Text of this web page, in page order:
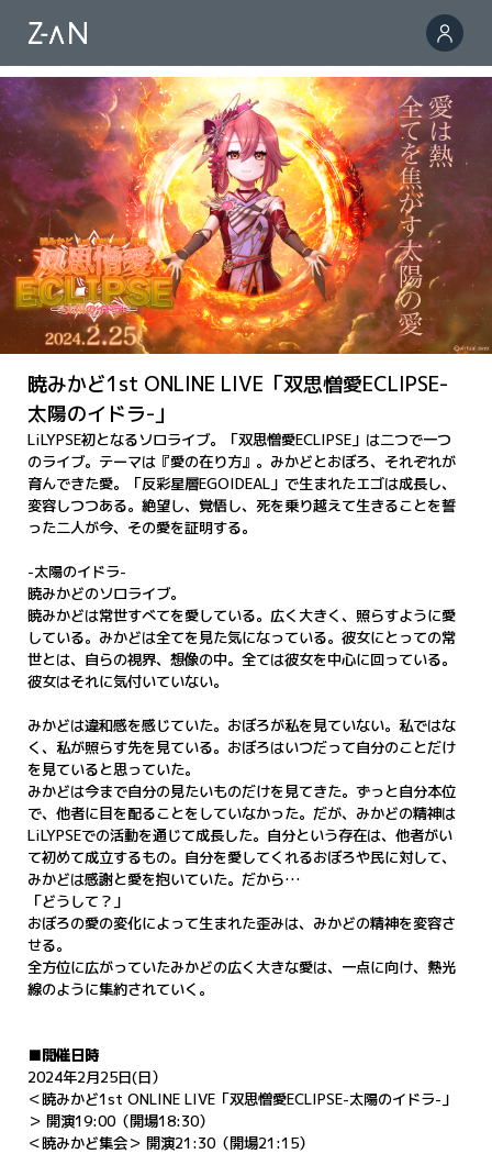
暁みかど1st ONLINE LIVE「双思憎愛ECLIPSE-
太陽のイドラ-」
LiLYPSE初となるソロライブ。「双思憎愛ECLIPSE」は二つで一つ
のライブ。テーマは『愛の在り方』。みかどとおぼろ、それぞれが
育んできた愛。「反彩星層EGOIDEAL」で生まれたエゴは成長し、
変容しつつある。絶望し、覚悟し、死を乗り越えて生きることを誓
った二人が今、その愛を証明する。
-太陽のイドラ-
暁みかどのソロライブ。
暁みかどは常世すべてを愛している。広く大きく、照らすように愛
している。みかどは全てを見た気になっている。彼女にとっての常
世とは、自らの視界、想像の中。全ては彼女を中心に回っている。
彼女はそれに気付いていない。
みかどは違和感を感じていた。おぼろが私を見ていない。私ではな
く、私が照らす先を見ている。おぼろはいつだって自分のことだけ
を見ていると思っていた。
みかどは今まで自分の見たいものだけを見てきた。ずっと自分本位
で、他者に目を配ることをしていなかった。だが、みかどの精神は
LiLYPSEでの活動を通じて成長した。自分という存在は、他者がい
て初めて成立するもの。自分を愛してくれるおぼろや民に対して、
みかどは感謝と愛を抱いていた。だから…
「どうして？」
おぼろの愛の変化によって生まれた歪みは、みかどの精神を変容さ
せる。
全方位に広がっていたみかどの広く大きな愛は、一点に向け、熱光
線のように集約されていく。
■開催日時
2024年2月25日(日）
＜暁みかど1st ONLINE LIVE「双思憎愛ECLIPSE-太陽のイドラ-」
＞ 開演19:00（開場18:30）
＜暁みかど集会＞ 開演21:30（開場21:15）